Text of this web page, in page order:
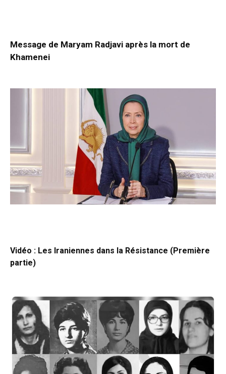
Message de Maryam Radjavi après la mort de
Khamenei
Vidéo : Les Iraniennes dans la Résistance (Première
partie)